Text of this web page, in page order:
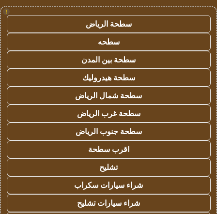
!
سطحة الرياض
سطحه
سطحة بين المدن
سطحة هيدروليك
سطحة شمال الرياض
سطحة غرب الرياض
سطحة جنوب الرياض
اقرب سطحة
تشليح
شراء سيارات سكراب
شراء سيارات تشليح